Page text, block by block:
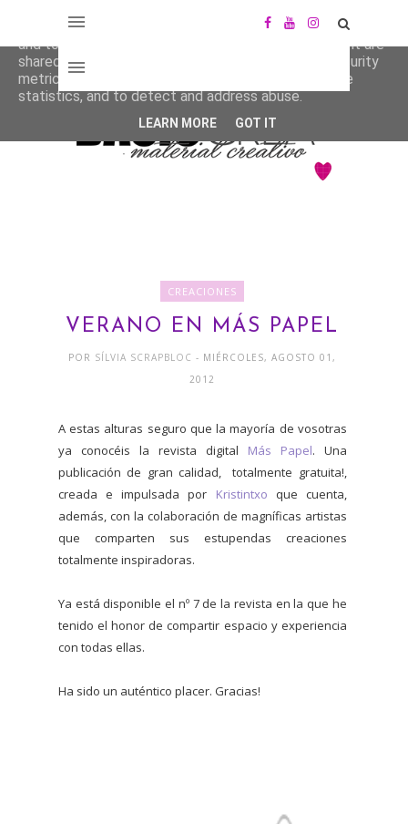
CREACIONES
VERANO EN MÁS PAPEL
POR SÍLVIA SCRAPBLOC- MIÉRCOLES, AGOSTO 01,
2012
A estas alturas seguro que la mayoría de vosotras
ya conocéis la revista digital Más Papel. Una
publicación de gran calidad, totalmente gratuita!,
creada e impulsada por Kristintxo que cuenta,
además, con la colaboración de magníficas artistas
que comparten sus estupendas creaciones
totalmente inspiradoras.
Ya está disponible el nº 7 de la revista en la que he
tenido el honor de compartir espacio y experiencia
con todas ellas.
Ha sido un auténtico placer. Gracias!
This site uses cookies from Google to deliver its services
and to analyze traffic. Your IP address and user-agent are
shared with Google along with performance and security
metrics to ensure quality of service, generate usage
statistics, and to detect and address abuse.
LEARN MORE GOT IT